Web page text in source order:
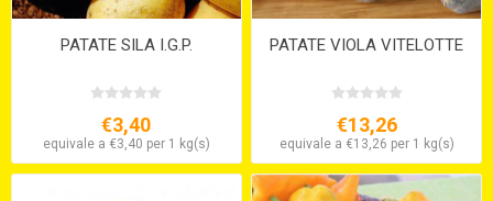
PATATE SILA I.G.P.
€3,40
equivale a €3,40 per 1 kg(s)
PATATE VIOLA VITELOTTE
€13,26
equivale a €13,26 per 1 kg(s)